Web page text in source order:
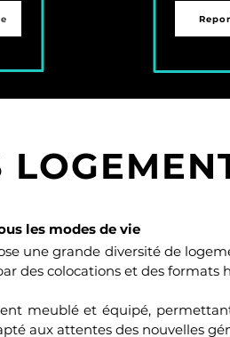
les modes de vie
une grande diversité de
des colocations et des formats
meublé et équipé,
aux attentes des nouvelles